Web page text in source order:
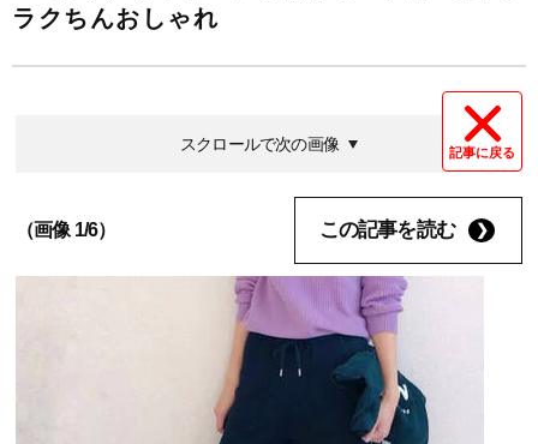
ラクちんおしゃれ
記事に戻る
スクロールで次の画像
（画像 1/6） この記事を読む